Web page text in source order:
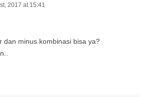
2017 at 15:41
dan minus kombinasi bisa ya?